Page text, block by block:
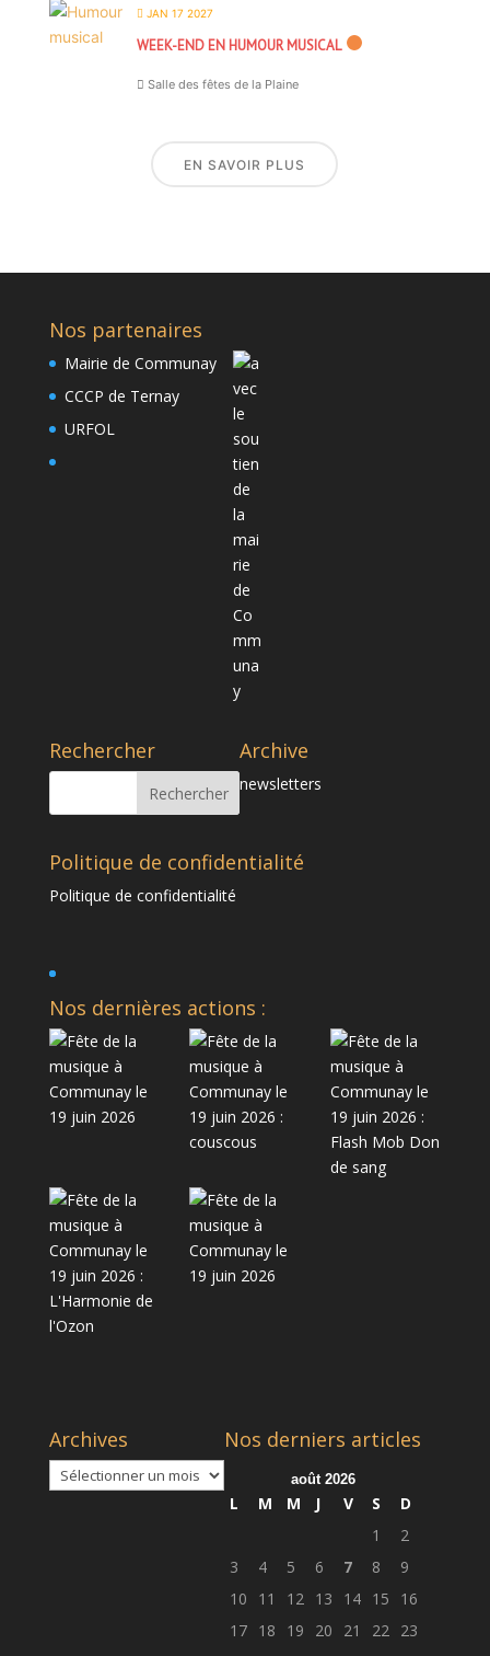
JAN 17 2027
WEEK-END EN HUMOUR MUSICAL
Salle des fêtes de la Plaine
EN SAVOIR PLUS
Nos partenaires
Mairie de Communay
CCCP de Ternay
URFOL
Rechercher Archive
newsletters
Politique de confidentialité
Politique de confidentialité
Nos dernières actions :
Archives
Archives
Nos derniers articles
août 2026
L M M J V S
D
1
2
3
4 5 6 7 8
9
10
11 12 13 14 15
16
17 18 19 20 21 22
23